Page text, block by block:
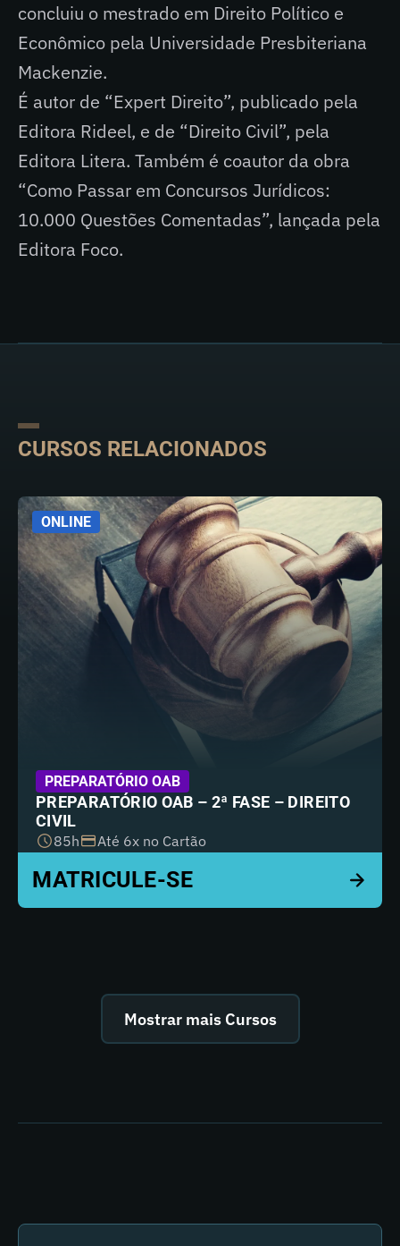
concluiu o mestrado em Direito Político e
Econômico pela Universidade Presbiteriana
Mackenzie.
É autor de “Expert Direito”, publicado pela
Editora Rideel, e de “Direito Civil”, pela
Editora Litera. Também é coautor da obra
“Como Passar em Concursos Jurídicos:
10.000 Questões Comentadas”, lançada pela
Editora Foco.
CURSOS RELACIONADOS
ONLINE
PREPARATÓRIO OAB
PREPARATÓRIO OAB – 2ª FASE – DIREITO
CIVIL
85h Até 6x no Cartão
Mostrar mais Cursos